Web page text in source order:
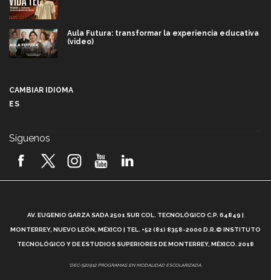
Aula Futura: transformar la experiencia educativa
(video)
2026! (video)
¿Cómo es el Modelo Educativo Tec? (video)
Vida Tec: Feminismo e Inteligencia Artificial, Paola
CAMBIAR IDIOMA
ES
Síguenos
AV. EUGENIO GARZA SADA 2501 SUR COL. TECNOLÓGICO C.P. 64849 |
MONTERREY, NUEVO LEÓN, MÉXICO | TEL. +52 (81) 8358-2000 D.R.© INSTITUTO
TECNOLÓGICO Y DE ESTUDIOS SUPERIORES DE MONTERREY, MÉXICO. 2018
*DEC-520912 PROGRAMAS EN MODALIDAD ESCOLARIZADA.